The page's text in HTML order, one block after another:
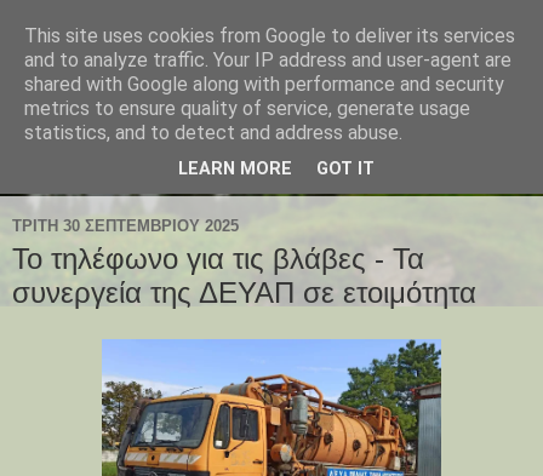
ΤΡΊΤΗ 30 ΣΕΠΤΕΜΒΡΊΟΥ 2025
Το τηλέφωνο για τις βλάβες - Τα
συνεργεία της ΔΕΥΑΠ σε ετοιμότητα
This site uses cookies from Google to deliver its services
and to analyze traffic. Your IP address and user-agent are
shared with Google along with performance and security
metrics to ensure quality of service, generate usage
statistics, and to detect and address abuse.
LEARN MORE GOT IT